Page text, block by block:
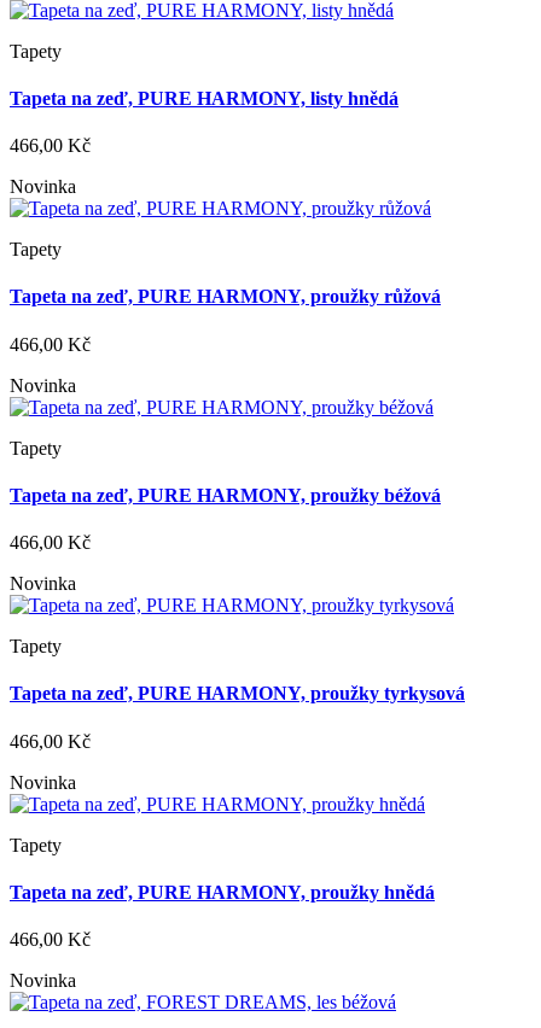
Tapety
Tapeta na zeď, PURE HARMONY, listy hnědá
466,00 Kč
Novinka
Tapety
Tapeta na zeď, PURE HARMONY, proužky růžová
466,00 Kč
Novinka
Tapety
Tapeta na zeď, PURE HARMONY, proužky béžová
466,00 Kč
Novinka
Tapety
Tapeta na zeď, PURE HARMONY, proužky tyrkysová
466,00 Kč
Novinka
Tapety
Tapeta na zeď, PURE HARMONY, proužky hnědá
466,00 Kč
Novinka